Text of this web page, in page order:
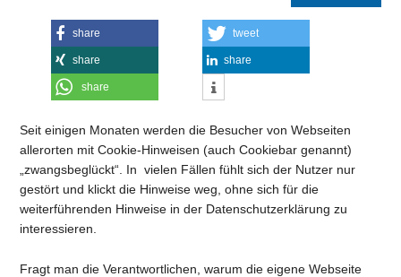
share tweet
share share
share
Seit einigen Monaten werden die Besucher von Webseiten
allerorten mit Cookie-Hinweisen (auch Cookiebar genannt)
„zwangsbeglückt“. In vielen Fällen fühlt sich der Nutzer nur
gestört und klickt die Hinweise weg, ohne sich für die
weiterführenden Hinweise in der Datenschutzerklärung zu
interessieren.
Fragt man die Verantwortlichen, warum die eigene Webseite